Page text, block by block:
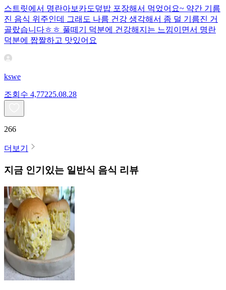
스트릿에서 명란아보카도덮밥 포장해서 먹었어요~ 약간 기름
진 음식 위주인데 그래도 나름 건강 생각해서 좀 덜 기름진 거
골랐습니다ㅎㅎ 풀떼기 덕분에 건강해지는 느낌이면서 명란
덕분에 짭짤하고 맛있어요
kswe
조회수 4,77225.08.28
266
더보기
지금 인기있는 일반식 음식 리뷰